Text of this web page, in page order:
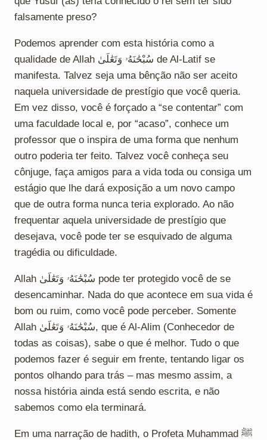
falsamente preso?
Podemos aprender com esta história como a
qualidade de Allah سُبْحَٰنَهُۥ وَتَعَٰلَىٰ de Al-Latif se
manifesta. Talvez seja uma bênção não ser aceito
naquela universidade de prestígio que você queria.
Em vez disso, você é forçado a “se contentar” com
uma faculdade local e, por “acaso”, conhece um
professor que o inspira de uma forma que nenhum
outro poderia ter feito. Talvez você conheça seu
cônjuge, faça amigos para a vida toda ou consiga um
estágio que lhe dará exposição a um novo campo
que de outra forma nunca teria explorado. Ao não
frequentar aquela universidade de prestígio que
desejava, você pode ter se esquivado de alguma
tragédia ou dificuldade.
Allah سُبْحَٰنَهُۥ وَتَعَٰلَىٰ pode ter protegido você de se
desencaminhar. Nada do que acontece em sua vida é
bom ou ruim, como você pode perceber. Somente
Allah سُبْحَٰنَهُۥ وَتَعَٰلَىٰ, que é Al-Alim (Conhecedor de
todas as coisas), sabe o que é melhor. Tudo o que
podemos fazer é seguir em frente, tentando ligar os
pontos olhando para trás – mas mesmo assim, a
nossa história ainda está sendo escrita, e não
sabemos como ela terminará.
Em uma narração de hadith, o Profeta Muhammad ﷺ